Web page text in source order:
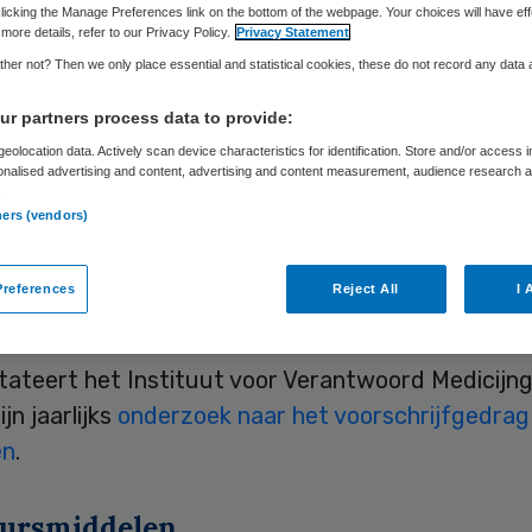
Skipr Redactie 21 november 2014,11:08 21 keer gelezen
status en de leeftijd van een
op de medicijnkeuze van de huisarts.
in de praktijk schrijven minder vaak
keuze voor.
het Instituut voor Verantwoord
jaarlijks onderzoek naar het voorschrijfgedrag
.
the Manage Preferences link on the bottom of the webpage. Your choices will have
details, refer to our Privacy Policy. Privacy Statement
not? Then we only place essential and statistical cookies, these do not record any data
partners process data to provide:
data. Actively scan device characteristics for identification. Store and/or access
advertising and content, advertising and content measurement, audience research
(vendors)
Reject All I